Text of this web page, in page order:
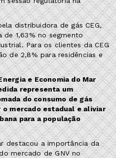
distribuidora de gás CEG,
1,63% no segmento
Para os clientes da CEG
de 2,8% para residências e
e Economia do Mar
representa um
do consumo de gás
mercado estadual e aliviar
para a população
destacou a importância da
mercado de GNV no